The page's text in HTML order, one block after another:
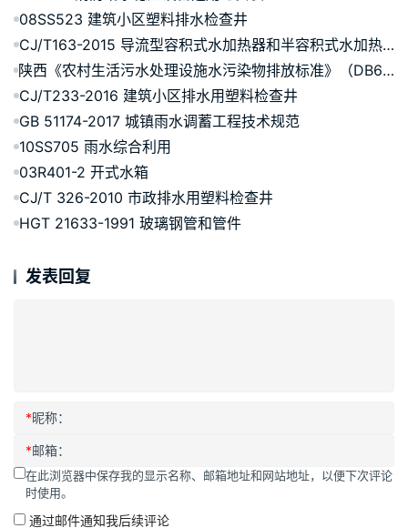
08SS523 建筑小区塑料排水检查井
CJ/T163-2015 导流型容积式水加热器和半容积式水加热器
陕西《农村生活污水处理设施水污染物排放标准》（DB61/1227-2018）
CJ/T233-2016 建筑小区排水用塑料检查井
GB 51174-2017 城镇雨水调蓄工程技术规范
10SS705 雨水综合利用
03R401-2 开式水箱
CJ/T 326-2010 市政排水用塑料检查井
HGT 21633-1991 玻璃钢管和管件
发表回复
*昵称：
*邮箱：
在此浏览器中保存我的显示名称、邮箱地址和网站地址，以便下次评论
时使用。
通过邮件通知我后续评论